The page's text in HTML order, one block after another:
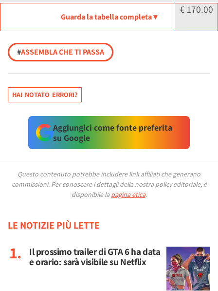
€ 170.00
Guarda la tabella completa ▾
#ASSEMBLA CHE TI PASSA
HAI NOTATO ERRORI?
Aggiungici come fonte preferita
su Google
Questo contenuto potrebbe includere link affiliati che generano
commissioni. Per conoscere i dettagli della nostra policy editoriale, è
disponibile la pagina etica.
LE NOTIZIE PIÙ LETTE
Il prossimo trailer di GTA 6 ha data
e orario: sarà visibile su Netflix